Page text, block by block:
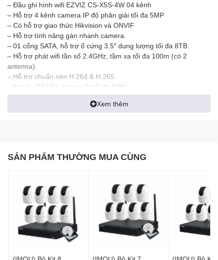
– Đầu ghi hình wifi EZVIZ CS-X5S-4W 04 kênh
– Hỗ trợ 4 kênh camera IP độ phân giải tối đa 5MP
– Có hỗ trợ giao thức Hikvision và ONVIF
– Hỗ trợ tính năng gán nhanh camera.
– 01 cổng SATA, hỗ trợ ổ cứng 3.5″ dung lượng tối đa 8TB.
– Hỗ trợ phát wifi tần số 2.4GHz, tầm xa tối đa 100m (có 2
antenna).
– Hỗ trợ chuẩn nén H.264 & H.265.
– Nguồn DC48V, công suất tối đa 50W.
– 01 cổng mạng 10/100M.
Quan sát từ bất cứ đâu
WiFi 2.4 GHz
Khe cắm thẻ MicroSD (lên tới 256 GB)
1080p
Tầm nhìn ban đêm thông minh với Smart IR (lên tới 10m/33ft.)
Chức năng quét và nghiêng nhờ động cơ, cho tầm nhìn bao quát
Xem thêm
SẢN PHẨM THƯỜNG MUA CÙNG